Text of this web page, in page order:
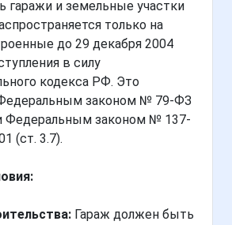
гаражи и земельные участки
только на
до 29 декабря 2004
в силу
кодекса РФ. Это
Федеральным законом № 79-ФЗ
Федеральным законом № 137-
(ст. 3.7).
Гараж должен быть